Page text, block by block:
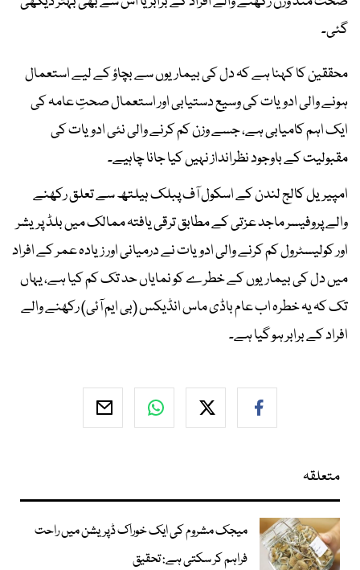
گئی۔
محققین کا کہنا ہے کہ دل کی بیماریوں سے بچاؤ کے لیے استعمال
ہونے والی ادویات کی وسیع دستیابی اور استعمال صحتِ عامہ کی
ایک اہم کامیابی ہے، جسے وزن کم کرنے والی نئی ادویات کی
مقبولیت کے باوجود نظرانداز نہیں کیا جانا چاہیے۔
امپیریل کالج لندن کے اسکول آف پبلک ہیلتھ سے تعلق رکھنے
والے پروفیسر ماجد عزتی کے مطابق ترقی یافتہ ممالک میں بلڈ پریشر
اور کولیسٹرول کم کرنے والی ادویات نے درمیانی اور زیادہ عمر کے افراد
میں دل کی بیماریوں کے خطرے کو نمایاں حد تک کم کیا ہے، یہاں
تک کہ یہ خطرہ اب عام باڈی ماس انڈیکس (بی ایم آئی) رکھنے والے
افراد کے برابر ہو گیا ہے۔
متعلقہ
میجک مشروم کی ایک خوراک ڈپریشن میں راحت
فراہم کر سکتی ہے: تحقیق